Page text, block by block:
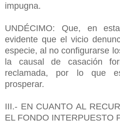
impugna.
UNDÉCIMO: Que, en
evidente que el vicio
especie, al no configurarse
la causal de casación
reclamada, por lo que
prosperar.
III.- EN CUANTO AL
EL FONDO INTERPUESTO